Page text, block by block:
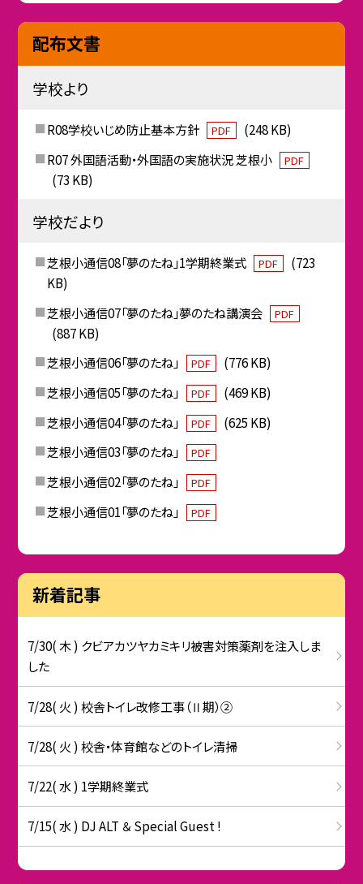
配布文書
学校より
R08学校いじめ防止基本方針 PDF
(248 KB)
R07 外国語活動・外国語の実施状況 芝根小
PDF
(73 KB)
学校だより
芝根小通信08「夢のたね」1学期終業式 PDF
(723
KB)
芝根小通信07「夢のたね」夢のたね講演会
PDF
(887 KB)
芝根小通信06「夢のたね」
PDF
(776 KB)
芝根小通信05「夢のたね」
PDF
(469 KB)
芝根小通信04「夢のたね」
PDF
(625 KB)
芝根小通信03「夢のたね」
PDF
芝根小通信02「夢のたね」 PDF
芝根小通信01「夢のたね」 PDF
新着記事
7/30( 木 ) クビアカツヤカミキリ被害対策薬剤を注入しま
した
7/28( 火 ) 校舎トイレ改修工事（Ⅱ期）②
7/28( 火 ) 校舎・体育館などのトイレ清掃
7/22( 水 ) 1学期終業式
7/15( 水 ) DJ ALT ＆ Special Guest !